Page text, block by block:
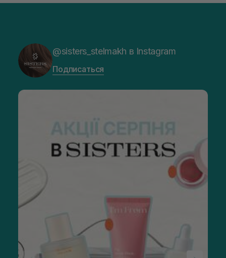
@sisters_stelmakh в Instagram
Подписаться